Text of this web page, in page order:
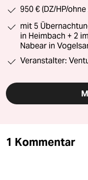
950 € (DZ/HP/
mit 5
in Heimbach + 2
Nabear in
Veranstalter:
1 Kommentar